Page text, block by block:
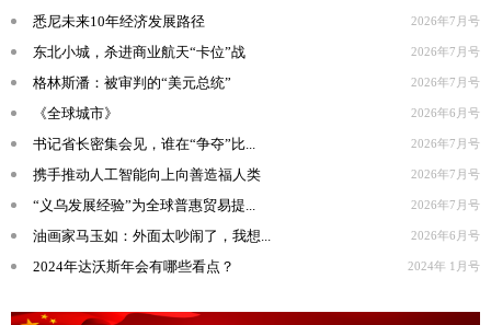
悉尼未来10年经济发展路径 2026年7月号
东北小城，杀进商业航天“卡位”战 2026年7月号
格林斯潘：被审判的“美元总统” 2026年7月号
《全球城市》 2026年6月号
书记省长密集会见，谁在“争夺”比... 2026年7月号
携手推动人工智能向上向善造福人类 2026年7月号
“义乌发展经验”为全球普惠贸易提... 2026年7月号
油画家马玉如：外面太吵闹了，我想... 2026年6月号
2024年达沃斯年会有哪些看点？ 2024年 1月号